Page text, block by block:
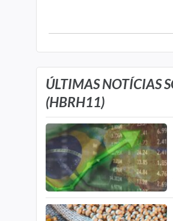
Expediente
ÚLTIMAS NOTÍCIAS
(HBRH11)